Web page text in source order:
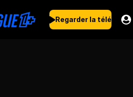
Regarder la télé